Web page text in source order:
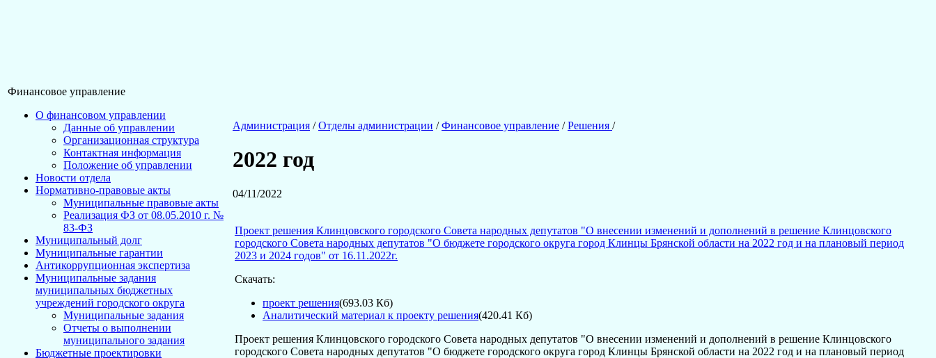
Финансовое управление
О финансовом управлении
Данные об управлении
Организационная структура
Контактная информация
Положение об управлении
Новости отдела
Нормативно-правовые акты
Муниципальные правовые акты
Реализация ФЗ от 08.05.2010 г. №
83-ФЗ
Муниципальный долг
Муниципальные гарантии
Антикоррупционная экспертиза
Муниципальные задания
муниципальных бюджетных
учреждений городского округа
Муниципальные задания
Отчеты о выполнении
муниципального задания
Бюджетные проектировки
Администрация /Отделы администрации /Финансовое управление /Решения /
2022 год
04/11/2022
Проект решения Клинцовского городского Совета народных депутатов "О внесении изменений и дополнений в решение Клинцовского
городского Совета народных депутатов "О бюджете городского округа город Клинцы Брянской области на 2022 год и на плановый период
2023 и 2024 годов" от 16.11.2022г.
Скачать:
проект решения(693.03 Кб)
Аналитический материал к проекту решения(420.41 Кб)
Проект решения Клинцовского городского Совета народных депутатов "О внесении изменений и дополнений в решение Клинцовского
городского Совета народных депутатов "О бюджете городского округа город Клинцы Брянской области на 2022 год и на плановый период